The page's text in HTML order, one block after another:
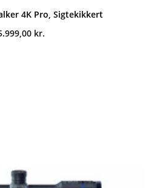
4K Pro, Sigtekikkert
kr.